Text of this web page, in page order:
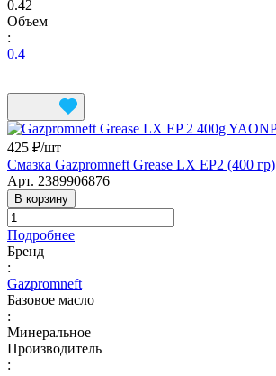
0.42
Объем
:
0.4
425 ₽/шт
Смазка Gazpromneft Grease LX EP2 (400 гр)
Арт. 2389906876
В корзину
Подробнее
Бренд
:
Gazpromneft
Базовое масло
:
Минеральное
Производитель
: